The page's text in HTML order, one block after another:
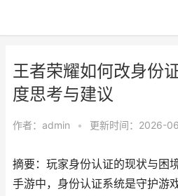
王者荣耀如何改身份
度思考与建议
作者： admin • 更新时间：2026-
摘要：玩家身份认证的现状与困
手游中，身份认证系统是守护游